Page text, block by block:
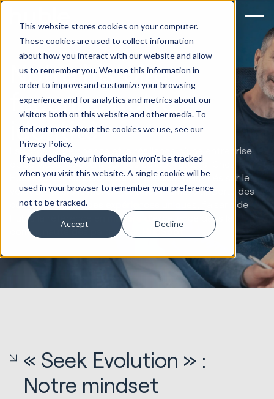
This website stores cookies on your computer.
These cookies are used to collect information
about how you interact with our website and allow
us to remember you. We use this information in
order to improve and customize your browsing
experience and for analytics and metrics about our
visitors both on this website and other media. To
find out more about the cookies we use, see our
Privacy Policy.
If you decline, your information won’t be tracked
when you visit this website. A single cookie will be
used in your browser to remember your preference
not to be tracked.
Accept Decline
Notre histoire
façonne notre
identité
La force, la pertinence et la résilience d'une entreprise
de services reposent sur ses collaborateurs. Chez
Huble, nous réunissons des professionnels triés sur le
volet à travers le monde. Chaque membre apporte des
compétences et des expériences uniques, faisant de
Huble la référence en matière d’excellence dans la
communauté des partenaires HubSpot.
« Seek Evolution » :
Notre mindset